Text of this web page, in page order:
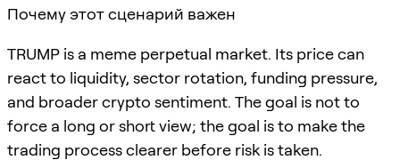
Почему этот сценарий важен
TRUMP is a meme perpetual market. Its price can
react to liquidity, sector rotation, funding pressure,
and broader crypto sentiment. The goal is not to
force a long or short view; the goal is to make the
trading process clearer before risk is taken.